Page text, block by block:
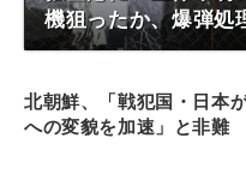
機狙ったか、爆弾処
北朝鮮、「戦犯国・日本
への変貌を加速」と非難